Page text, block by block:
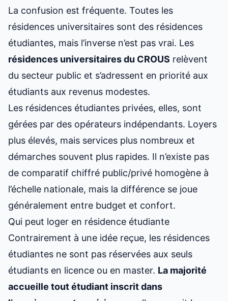
La confusion est fréquente. Toutes les
résidences universitaires sont des résidences
étudiantes, mais l’inverse n’est pas vrai. Les
résidences universitaires du CROUS relèvent
du secteur public et s’adressent en priorité aux
étudiants aux revenus modestes.
Les résidences étudiantes privées, elles, sont
gérées par des opérateurs indépendants. Loyers
plus élevés, mais services plus nombreux et
démarches souvent plus rapides. Il n’existe pas
de comparatif chiffré public/privé homogène à
l’échelle nationale, mais la différence se joue
généralement entre budget et confort.
Qui peut loger en résidence étudiante
Contrairement à une idée reçue, les résidences
étudiantes ne sont pas réservées aux seuls
étudiants en licence ou en master. La majorité
accueille tout étudiant inscrit dans